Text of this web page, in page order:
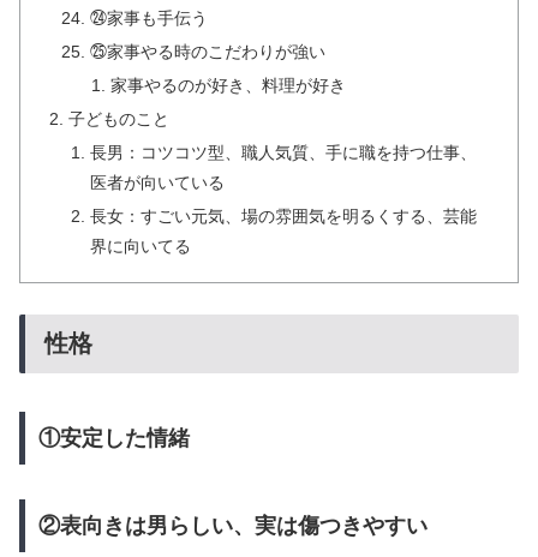
㉔家事も手伝う
㉕家事やる時のこだわりが強い
家事やるのが好き、料理が好き
子どものこと
長男：コツコツ型、職人気質、手に職を持つ仕事、
医者が向いている
長女：すごい元気、場の雰囲気を明るくする、芸能
界に向いてる
性格
①安定した情緒
②表向きは男らしい、実は傷つきやすい